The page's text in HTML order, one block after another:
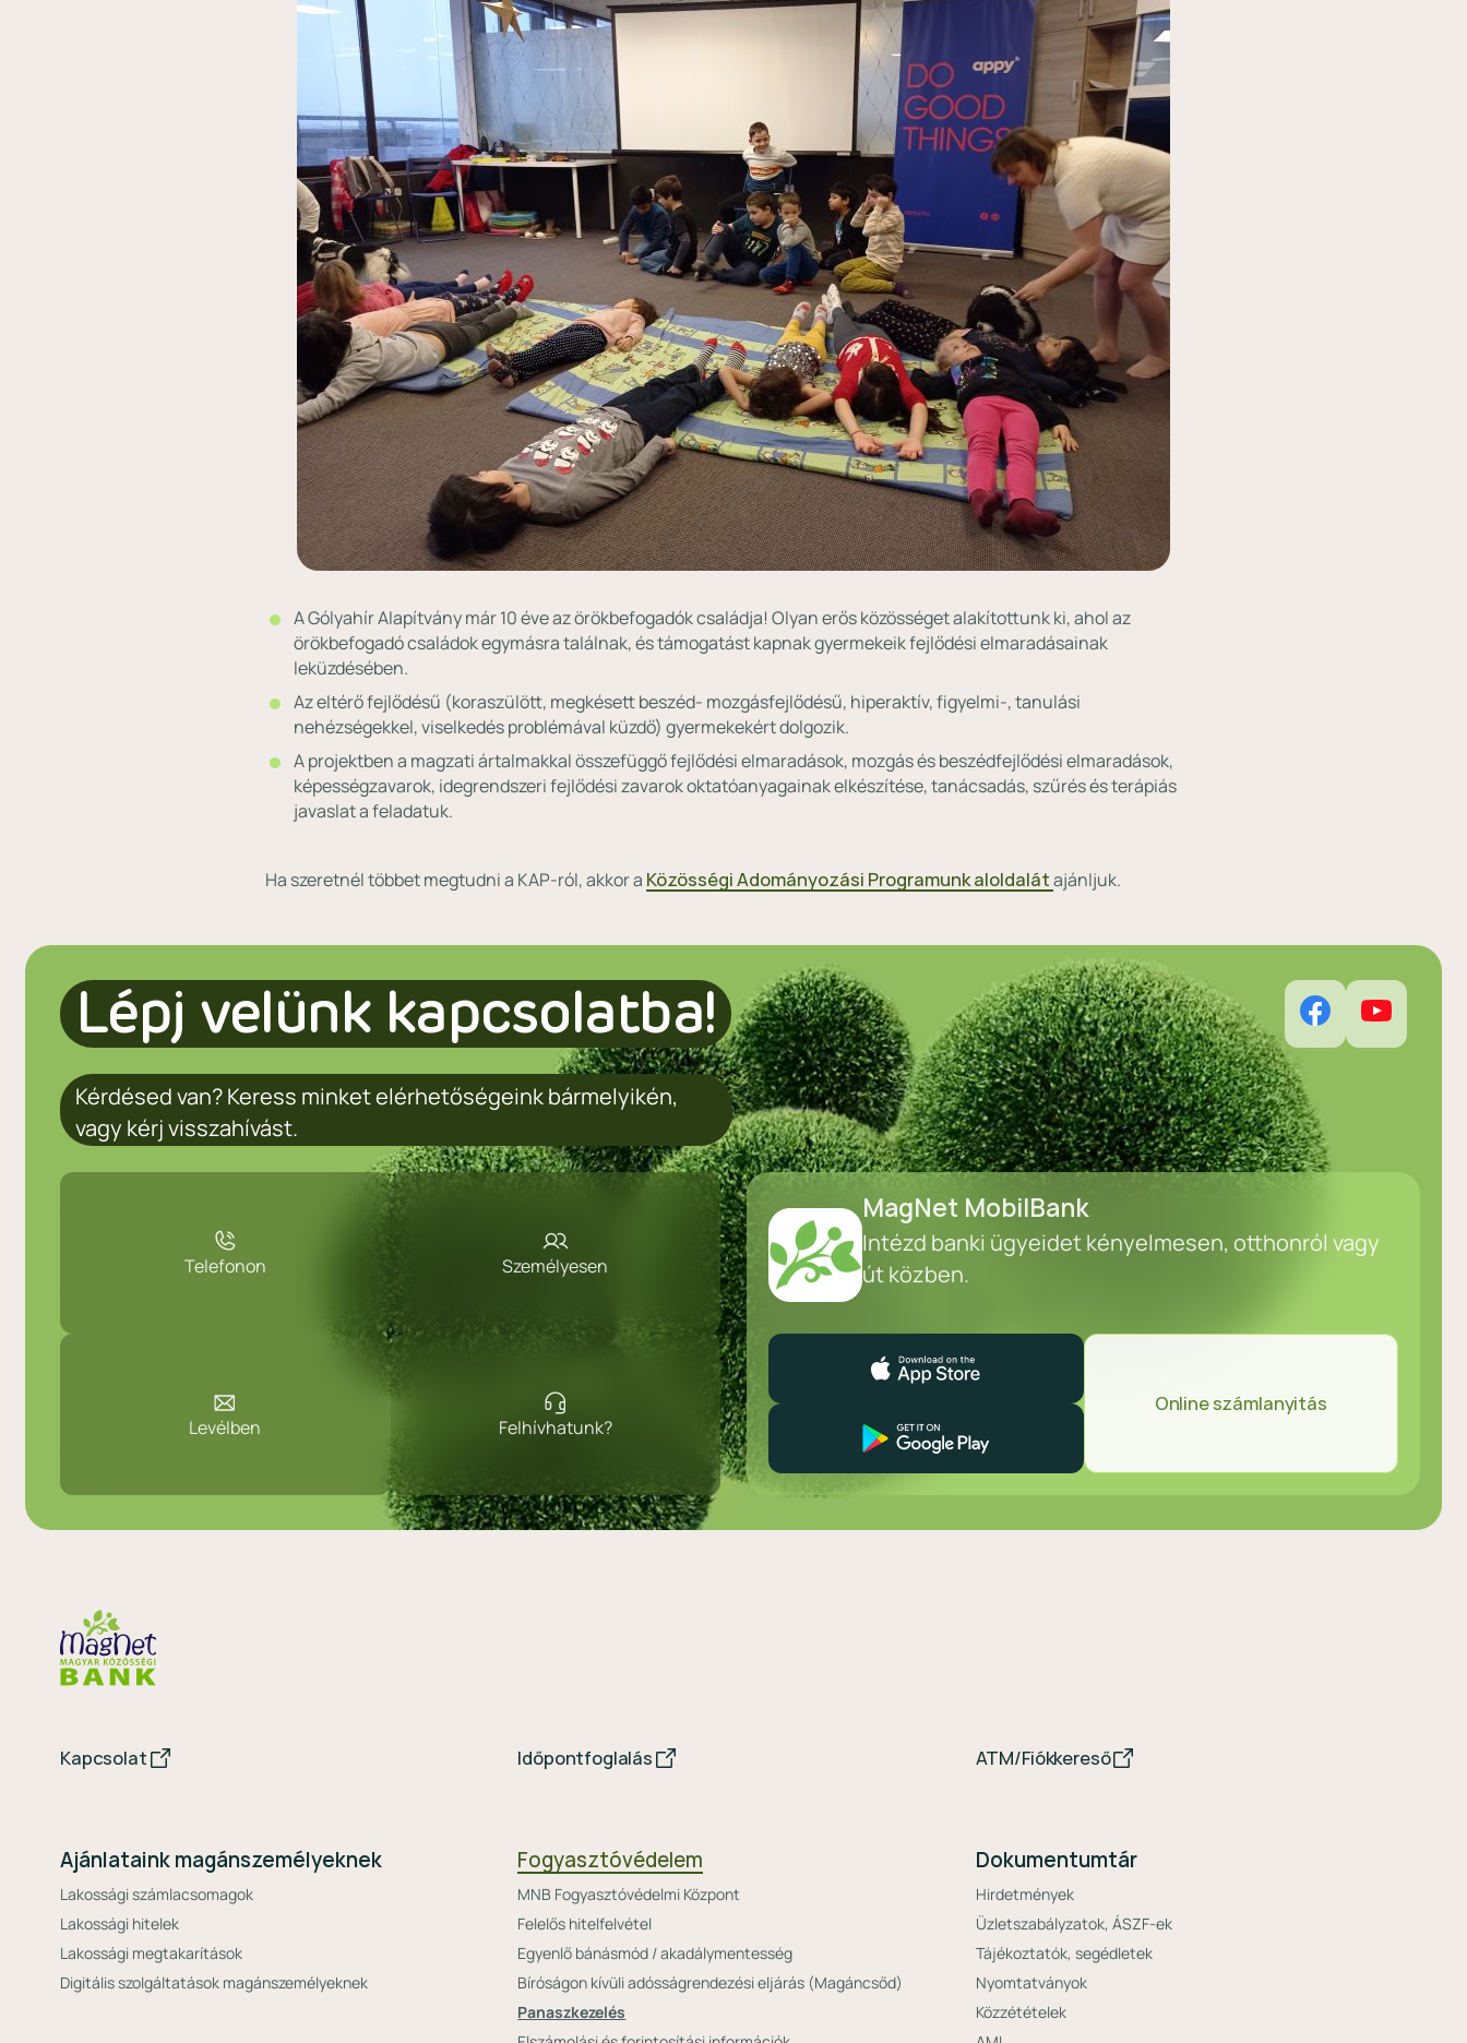
A Gólyahír Alapítvány már 10 éve az örökbefogadók családja! Olyan erős közösséget alakítottunk ki, ahol az
örökbefogadó családok egymásra találnak, és támogatást kapnak gyermekeik fejlődési elmaradásainak
leküzdésében.
Az eltérő fejlődésű (koraszülött, megkésett beszéd- mozgásfejlődésű, hiperaktív, figyelmi-, tanulási
nehézségekkel, viselkedés problémával küzdő) gyermekekért dolgozik.
A projektben a magzati ártalmakkal összefüggő fejlődési elmaradások, mozgás és beszédfejlődési elmaradások,
képességzavarok, idegrendszeri fejlődési zavarok oktatóanyagainak elkészítése, tanácsadás, szűrés és terápiás
javaslat a feladatuk.
Ha szeretnél többet megtudni a KAP-ról, akkor a Közösségi Adományozási Programunk aloldalátajánljuk.
Lépj velünk kapcsolatba!
Kérdésed van? Keress minket elérhetőségeink bármelyikén,
vagy kérj visszahívást.
Telefonon Személyesen
Levélben Felhívhatunk?
MagNet MobilBank
Intézd banki ügyeidet kényelmesen, otthonról vagy
út közben.
Online számlanyitás
Kapcsolat Időpontfoglalás ATM/Fiókkereső
Ajánlataink magánszemélyeknek
Lakossági számlacsomagok
Lakossági hitelek
Lakossági megtakarítások
Digitális szolgáltatások magánszemélyeknek
Fogyasztóvédelem
MNB Fogyasztóvédelmi Központ
Felelős hitelfelvétel
Egyenlő bánásmód / akadálymentesség
Bíróságon kívüli adósságrendezési eljárás (Magáncsőd)
Panaszkezelés
Dokumentumtár
Hirdetmények
Üzletszabályzatok, ÁSZF-ek
Tájékoztatók, segédletek
Nyomtatványok
Közzétételek